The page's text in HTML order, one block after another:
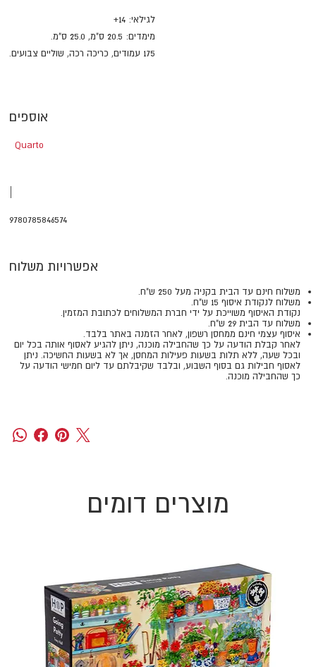
לגילאי: 14+
מימדים: 20.5 ס"מ, 25.0 ס"מ.
175 עמודים, כריכה רכה, שוליים צבועים.
אוספים
Quarto
|
9780785846574
אפשרויות משלוח
משלוח חינם עד הבית בקניה מעל 250 ש"ח.
משלוח לנקודת איסוף 15 ש"ח.
נקודת האיסוף משוייכת על ידי חברת המשלוחים לכתובת המזמין.
משלוח עד הבית 29 ש"ח.
איסוף עצמי חינם ממחסן רשפון, לאחר הזמנה באתר בלבד.
​​​​​​​לאחר קבלת הודעה על כך שהחבילה מוכנה, ניתן להגיע לאסוף אותה בכל יום
ובכל שעה, ללא תלות בשעות פעילות המחסן, אך לא בשעות החשיכה. ניתן
לאסוף חבילות גם בסוף השבוע, ובלבד שקיבלתם עד ליום חמישי הודעה על
כך שהחבילה מוכנה.
מוצרים דומים